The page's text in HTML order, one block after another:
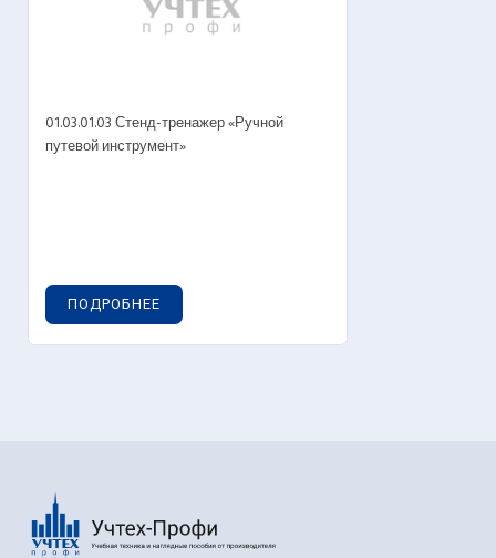
01.03.01.03 Стенд-тренажер «Ручной
путевой инструмент»
ПОДРОБНЕЕ